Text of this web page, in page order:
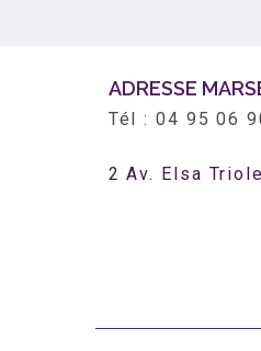
ADRESSE
Tél : 04 95 06
2 Av. Elsa